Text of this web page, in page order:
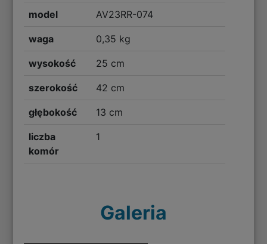
model AV23RR-074
waga 0,35 kg
wysokość 25 cm
szerokość 42 cm
głębokość 13 cm
liczba
komór
1
Galeria